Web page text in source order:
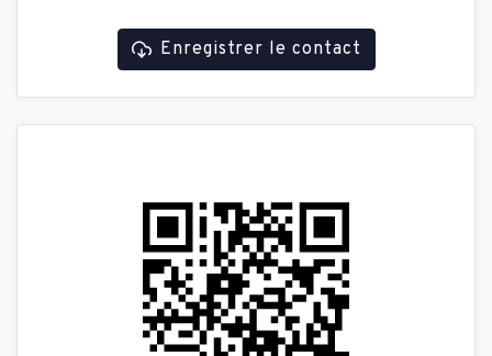
Enregistrer le contact